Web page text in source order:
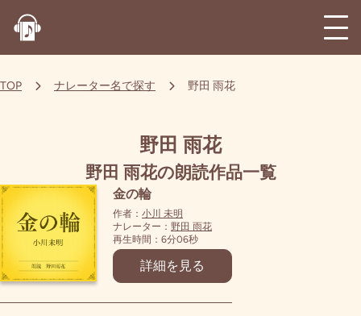
TOP ナレーター名で探す 野田 雨花
野田 雨花
野田 雨花の朗読作品一覧
金の輪
作者： 小川 未明
ナレーター： 野田 雨花
再生時間：6分06秒
詳細を見る